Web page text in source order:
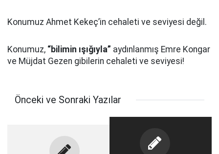
Konumuz Ahmet Kekeç’in cehaleti ve seviyesi değil.
Konumuz, “bilimin ışığıyla” aydınlanmış Emre Kongar
ve Müjdat Gezen gibilerin cehaleti ve seviyesi!
Önceki ve Sonraki Yazılar